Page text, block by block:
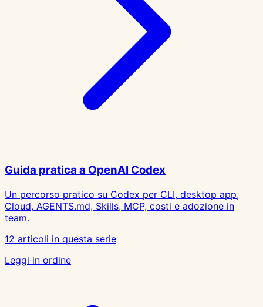
Guida pratica a OpenAI Codex
Un percorso pratico su Codex per CLI, desktop app,
Cloud, AGENTS.md, Skills, MCP, costi e adozione in
team.
12 articoli in questa serie
Leggi in ordine